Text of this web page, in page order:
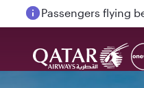
Passengers flying